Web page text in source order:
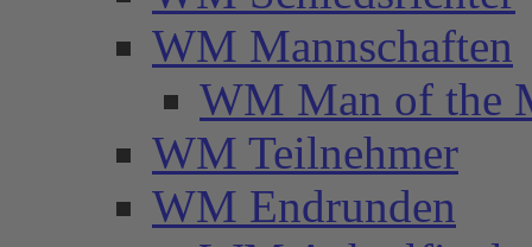
WM Mannschaften
WM Man of the
WM Teilnehmer
WM Endrunden